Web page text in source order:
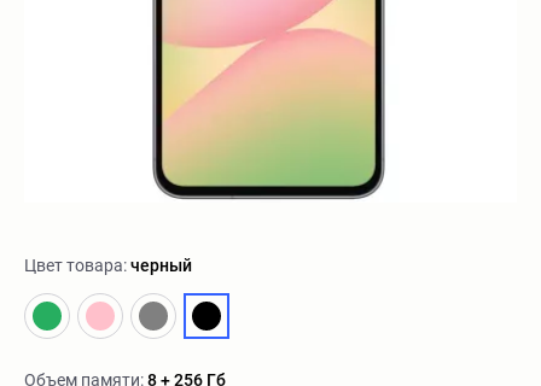
Цвет товара:черный
Объем памяти:8 + 256 Гб